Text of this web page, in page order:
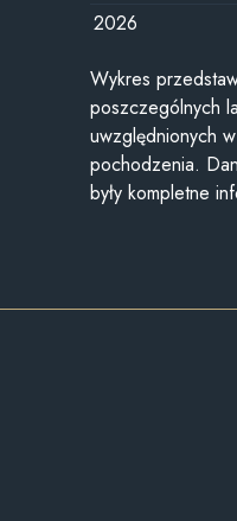
2026
Wykres
poszczególnych
uwzględnionych
pochodzenia.
były kompletne